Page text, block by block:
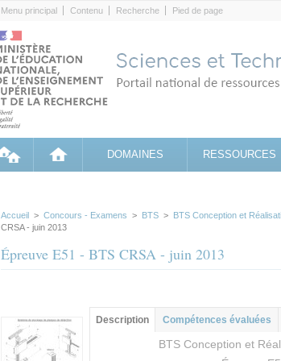
Menu principal Contenu Recherche Pied de page
DOMAINES RESSOURCES
Accueil > Concours - Examens > BTS > BTS Conception et
CRSA - juin 2013
Épreuve E51 - BTS CRSA - juin 2013
Groupe principal
Description (onglet
actif)
Compétences évaluées
BTS Conception et